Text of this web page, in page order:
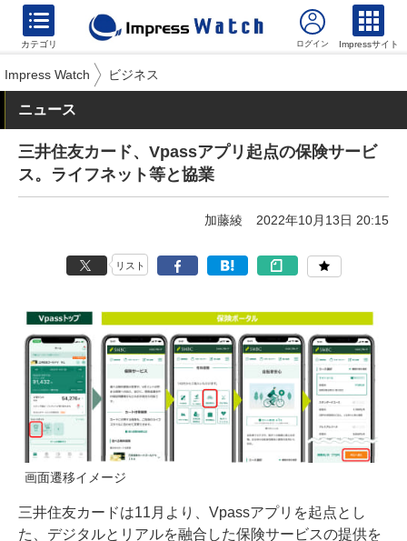
カテゴリ Impressサイト
Impress Watch ビジネス
ニュース
三井住友カード、Vpassアプリ起点の保険サービ
ス。ライフネット等と協業
加藤綾 2022年10月13日 20:15
リスト
画面遷移イメージ
三井住友カードは11月より、Vpassアプリを起点とし
た、デジタルとリアルを融合した保険サービスの提供を